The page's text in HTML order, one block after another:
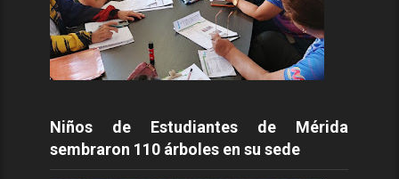
Niños de Estudiantes de Mérida
sembraron 110 árboles en su sede